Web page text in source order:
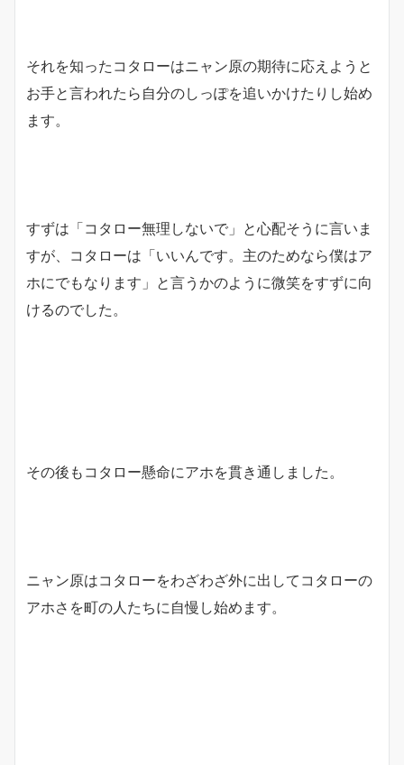
それを知ったコタローはニャン原の期待に応えようと
お手と言われたら自分のしっぽを追いかけたりし始め
ます。
すずは「コタロー無理しないで」と心配そうに言いま
すが、コタローは「いいんです。主のためなら僕はア
ホにでもなります」と言うかのように微笑をすずに向
けるのでした。
その後もコタロー懸命にアホを貫き通しました。
ニャン原はコタローをわざわざ外に出してコタローの
アホさを町の人たちに自慢し始めます。